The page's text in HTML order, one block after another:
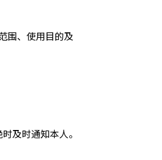
围、使用目的及
及时通知本人。